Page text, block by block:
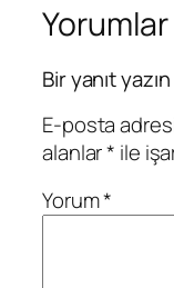
Yorumlar
Bir yanıt yazın
E-posta
alanlar* ile
Yorum*